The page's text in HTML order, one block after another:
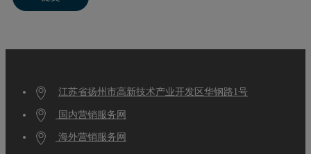
江苏省扬州市高新技术产业开发区华钢路1号
国内营销服务网
海外营销服务网